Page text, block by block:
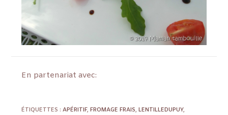
En partenariat avec:
ÉTIQUETTES :APÉRITIF, FROMAGE FRAIS, LENTILLEDUPUY,